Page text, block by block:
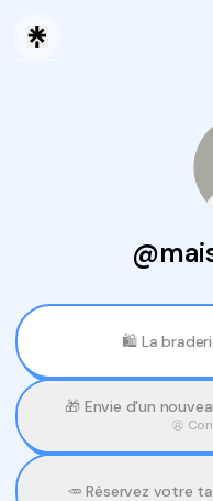
🛍 La
🎁 Envie d'un
🥕 Réservez votre